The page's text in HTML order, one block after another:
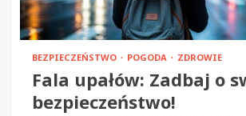
BEZPIECZEŃSTWO POGODA ZDROWIE
Fala upałów: Zadbaj o
bezpieczeństwo!